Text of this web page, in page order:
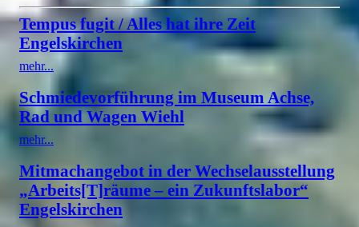
Tempus fugit / Alles hat ihre Zeit
Engelskirchen
mehr...
Schmiedevorführung im Museum Achse,
Rad und Wagen Wiehl
mehr...
Mitmachangebot in der Wechselausstellung
„Arbeits[T]räume – ein Zukunftslabor“
Engelskirchen